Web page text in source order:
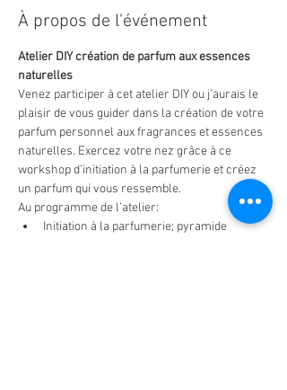
À propos de l'événement
Atelier DIY création de parfum aux essences
naturelles
Venez participer à cet atelier DIY ou j’aurais le
plaisir de vous guider dans la création de votre
parfum personnel aux fragrances et essences
naturelles. Exercez votre nez grâce à ce
workshop d’initiation à la parfumerie et créez
un parfum qui vous ressemble.
Au programme de l’atelier:
Initiation à la parfumerie; pyramide